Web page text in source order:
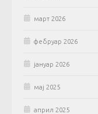
март 2026
фебруар 2026
јануар 2026
мај 2025
април 2025